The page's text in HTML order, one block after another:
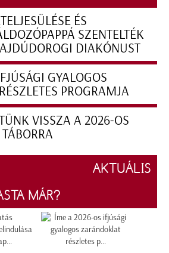
ÉS
SZENTELTÉK
DIAKÓNUST
GYALOGOS
PROGRAMJA
VISSZA A 2026-OS
AKTUÁLIS
MÁR?